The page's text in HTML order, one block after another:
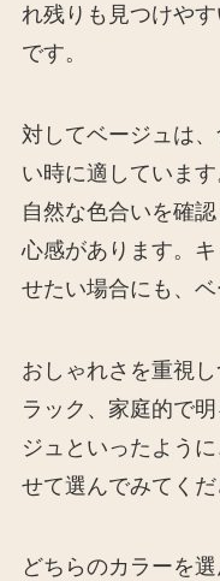
れ残りも見つけや
です。
対してベージュは
い時に適していま
自然な色合いを確
心感があります。
せたい場合にも、ベ
おしゃれさを重視
ラック、家庭的で
ジュといったよう
せて選んでみてくだ
どちらのカラーを